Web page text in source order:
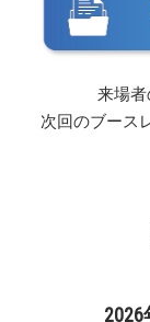
来場
次回のブース